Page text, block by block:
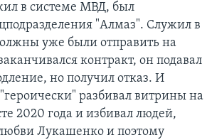
в системе МВД, был
"Алмаз". Служил в
уже были отправить на
контракт, он подавал
но получил отказ. И
"героически" разбивал витрины на
2020 года и избивал людей,
Лукашенко и поэтому